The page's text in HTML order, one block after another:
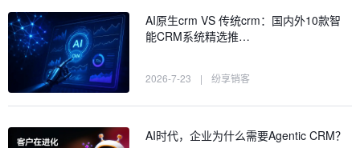
AI原生crm VS 传统crm：国内外10款智
能CRM系统精选推…
2026-7-23 | 纷享销客
AI时代，企业为什么需要Agentic CRM？